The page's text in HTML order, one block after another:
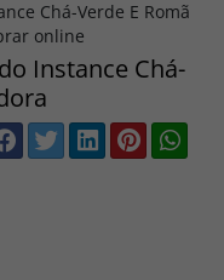
Instance Chá-